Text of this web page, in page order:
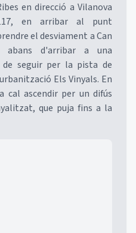
en direcció a Vilanova
en arribar al punt
el desviament a Can
abans d'arribar a una
seguir per la pista de
Els Vinyals. En
cal ascendir per un difús
que puja fins a la